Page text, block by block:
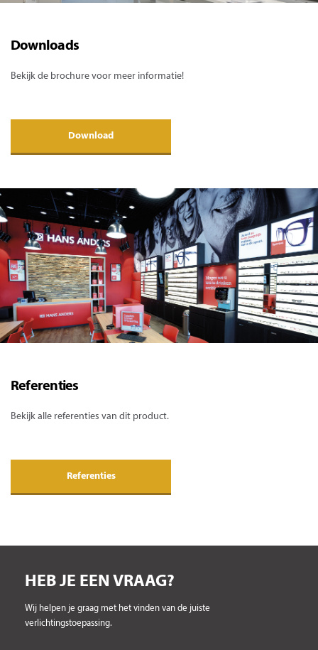
Downloads
Bekijk de brochure voor meer informatie!
Download
Referenties
Bekijk alle referenties van dit product.
Referenties
HEB JE EEN VRAAG?
Wij helpen je graag met het vinden van de juiste
verlichtingstoepassing.